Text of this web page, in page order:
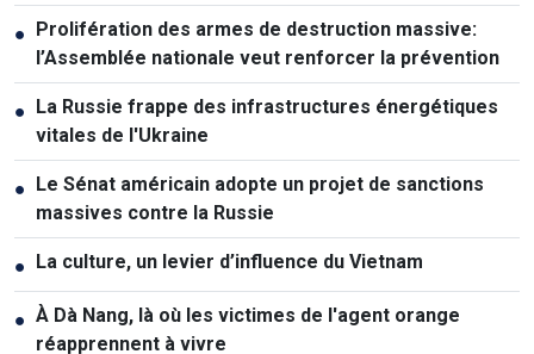
● Prolifération des armes de destruction massive:
l’Assemblée nationale veut renforcer la prévention
● La Russie frappe des infrastructures énergétiques
vitales de l'Ukraine
● Le Sénat américain adopte un projet de sanctions
massives contre la Russie
● La culture, un levier d’influence du Vietnam
● À Dà Nang, là où les victimes de l'agent orange
réapprennent à vivre